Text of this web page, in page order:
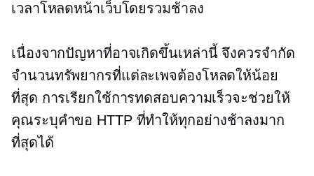
เวลาโหลดหน้าเว็บโดยรวมช้าลง
เนื่องจากปัญหาที่อาจเกิดขึ้นเหล่านี้ จึงควรจำกัด
จำนวนทรัพยากรที่แต่ละเพจต้องโหลดให้น้อย
ที่สุด การเรียกใช้การทดสอบความเร็วจะช่วยให้
คุณระบุคำขอ HTTP ที่ทำให้ทุกอย่างช้าลงมาก
ที่สุดได้